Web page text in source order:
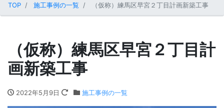
TOP 施工事例の一覧 （仮称）練馬区早宮２丁目計画新築工事
（仮称）練馬区早宮２丁目計
画新築工事
2022年5月9日 施工事例の一覧